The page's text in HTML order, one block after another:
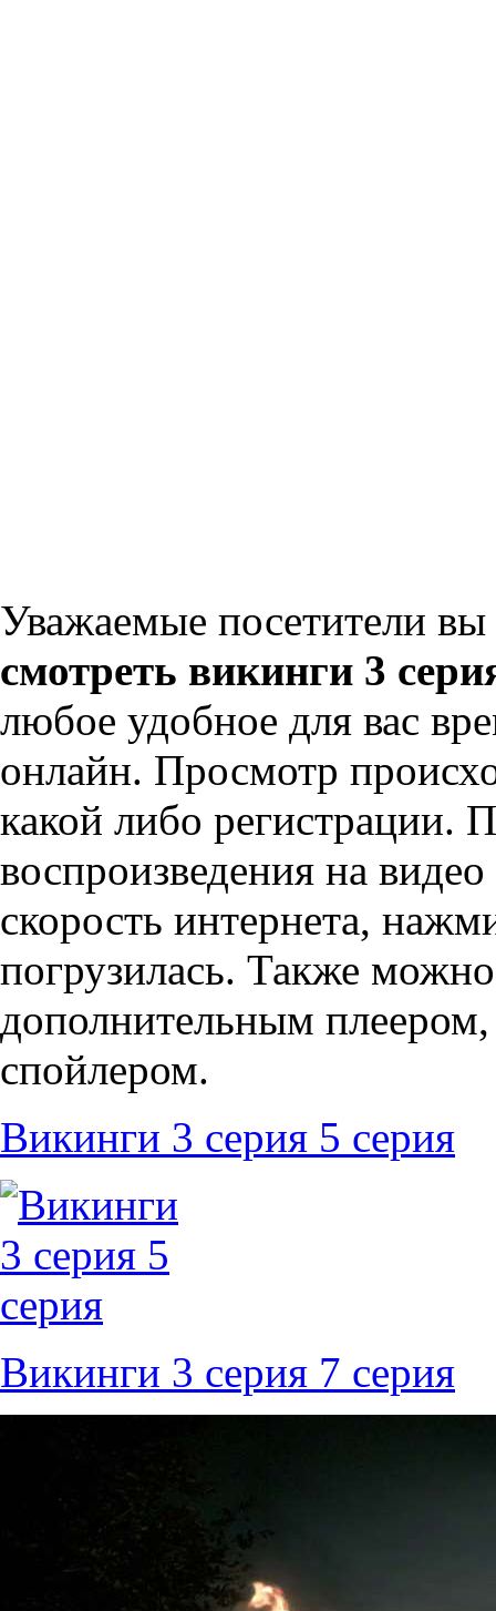
Уважаемые посетители вы
смотреть викинги 3
любое удобное для вас
онлайн. Просмотр
какой либо регистрации.
воспроизведения на
скорость интернета,
погрузилась. Также можно
дополнительным
спойлером.
Викинги 3 серия 5 серия
Викинги 3 серия 7 серия